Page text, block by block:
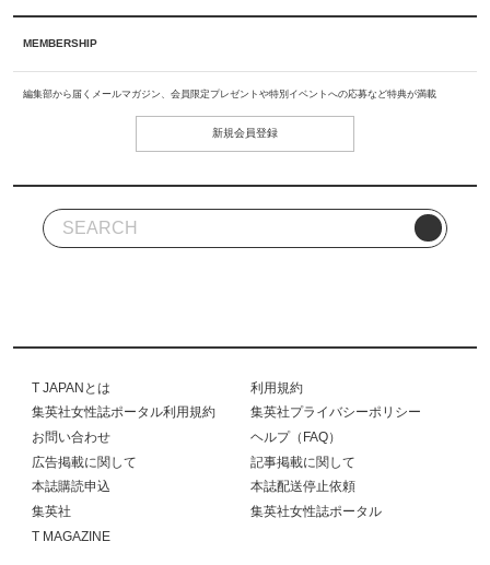
MEMBERSHIP
編集部から届くメールマガジン、会員限定プレゼントや特別イベントへの応募など特典が満載
新規会員登録
T JAPANとは
利用規約
集英社女性誌ポータル利用規約
集英社プライバシーポリシー
お問い合わせ
ヘルプ（FAQ）
広告掲載に関して
記事掲載に関して
本誌購読申込
本誌配送停止依頼
集英社
集英社女性誌ポータル
T MAGAZINE